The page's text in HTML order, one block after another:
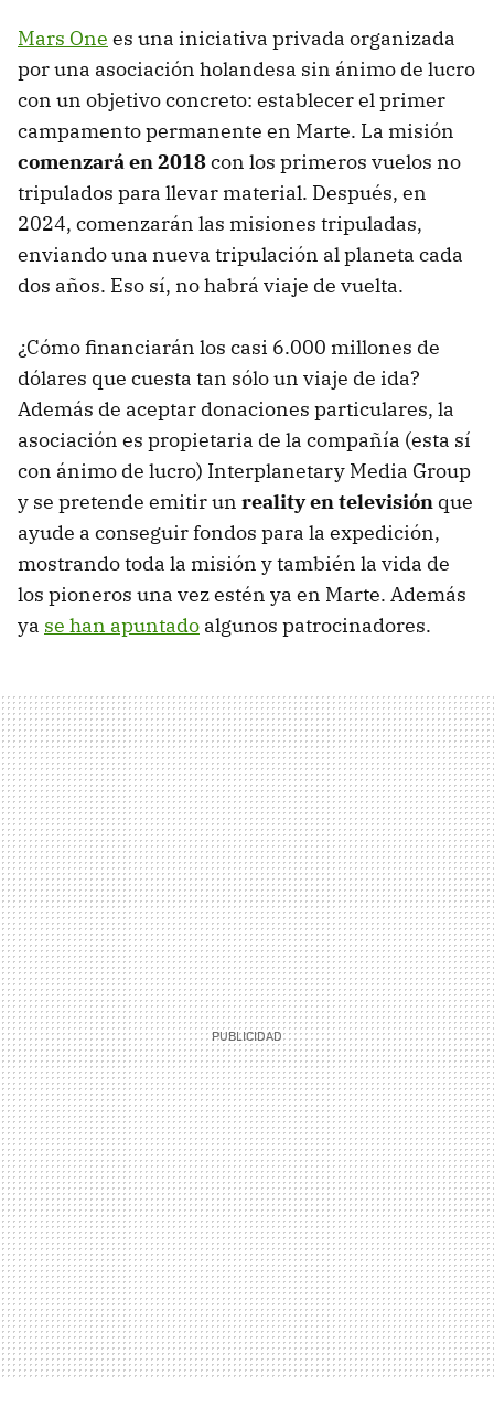
Mars One es una iniciativa privada organizada
por una asociación holandesa sin ánimo de lucro
con un objetivo concreto: establecer el primer
campamento permanente en Marte. La misión
comenzará en 2018con los primeros vuelos no
tripulados para llevar material. Después, en
2024, comenzarán las misiones tripuladas,
enviando una nueva tripulación al planeta cada
dos años. Eso sí, no habrá viaje de vuelta.
¿Cómo financiarán los casi 6.000 millones de
dólares que cuesta tan sólo un viaje de ida?
Además de aceptar donaciones particulares, la
asociación es propietaria de la compañía (esta sí
con ánimo de lucro) Interplanetary Media Group
y se pretende emitir un reality en televisión que
ayude a conseguir fondos para la expedición,
mostrando toda la misión y también la vida de
los pioneros una vez estén ya en Marte. Además
ya se han apuntado algunos patrocinadores.